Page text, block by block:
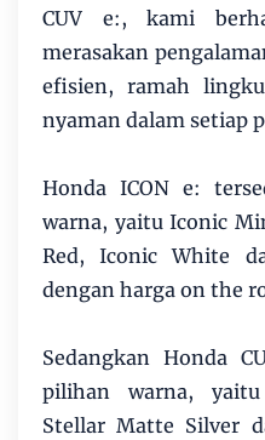
CUV e:, kami
merasakan
efisien, ramah
nyaman dalam setiap
Honda ICON e:
warna, yaitu Iconic
Red, Iconic White
dengan harga on the
Sedangkan Honda
pilihan warna,
Stellar Matte Silver